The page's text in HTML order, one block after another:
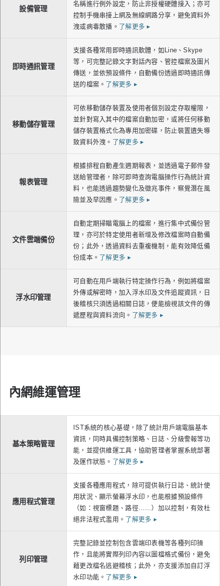
設備管理
名稱進行例外設定，防止非授權硬體接入；亦可
控制手機串接上網及無線網路分享，避免資料外
洩或病毒散播。 了解更多▸
即時通訊管理
支援各種常用即時通訊軟體，如Line、Skype
等，可完整記錄文字對話內容、管控檔案及圖片
傳送，並依預設條件，自動備份透過即時通訊傳
送的檔案。 了解更多 ▸
移動儲存管理
可依移動儲存裝置及使用者個別設定存取權限，
並針對寫入其中的檔案自動加密，或將任何移動
儲存裝置格式化為專用加密碟，防止裝置遺失導
致資料外洩。 了解更多▸
報表管理
根據排程自動產生週期報表，並透過電子郵件發
送給管理者，除可即時查詢電腦操作行為統計資
料，也能透過趨勢變化及徵兆事件，察覺潛在風
險並及早因應。 了解更多▸
文件雲端備份
自動定期掃瞄電腦上的檔案，進行集中式備份管
理，亦可於特定使用者新增及修改檔案時自動備
份；此外，透過資料去重複機制，能有效降低備
份成本。 了解更多 ▸
浮水印管理
可自動在用戶端執行特定操作行為，例如將檔案
外傳或解密時，加入浮水印及文件追蹤資訊，日
後稽核只須透過相關日誌，便能檢視該文件的傳
遞歷程與資料流向。 了解更多 ▸
內網維運管理
基本策略管理
IST系統的核心基礎，除了統計用戶端電腦基本
資訊，同時具備控制策略、日誌、分級警報等功
能，並提供維運工具，協助管理者掌握系統部署
及運作狀態。 了解更多▸
應用程式管理
支援各種應用程式，除可提供執行日誌、統計使
用狀況、顯示螢幕浮水印，也能根據預設條件
（如：視窗標題、路徑……）加以控制，有效杜
絕非法程式濫用。 了解更多 ▸
列印管理
完整記錄並控制包含雲端印表機等各種列印操
作，且能將實際列印內容以圖檔格式備份，避免
藉更改檔名逃避稽核；此外，亦支援添加自訂浮
水印功能。 了解更多 ▸